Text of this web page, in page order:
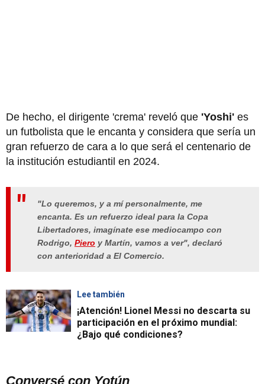
De hecho, el dirigente 'crema' reveló que 'Yoshi' es
un futbolista que le encanta y considera que sería un
gran refuerzo de cara a lo que será el centenario de
la institución estudiantil en 2024.
"Lo queremos, y a mí personalmente, me
encanta. Es un refuerzo ideal para la Copa
Libertadores, imagínate ese mediocampo con
Rodrigo, Piero y Martín, vamos a ver", declaró
con anterioridad a El Comercio.
Lee también
¡Atención! Lionel Messi no descarta su
participación en el próximo mundial:
¿Bajo qué condiciones?
Conversé con Yotún